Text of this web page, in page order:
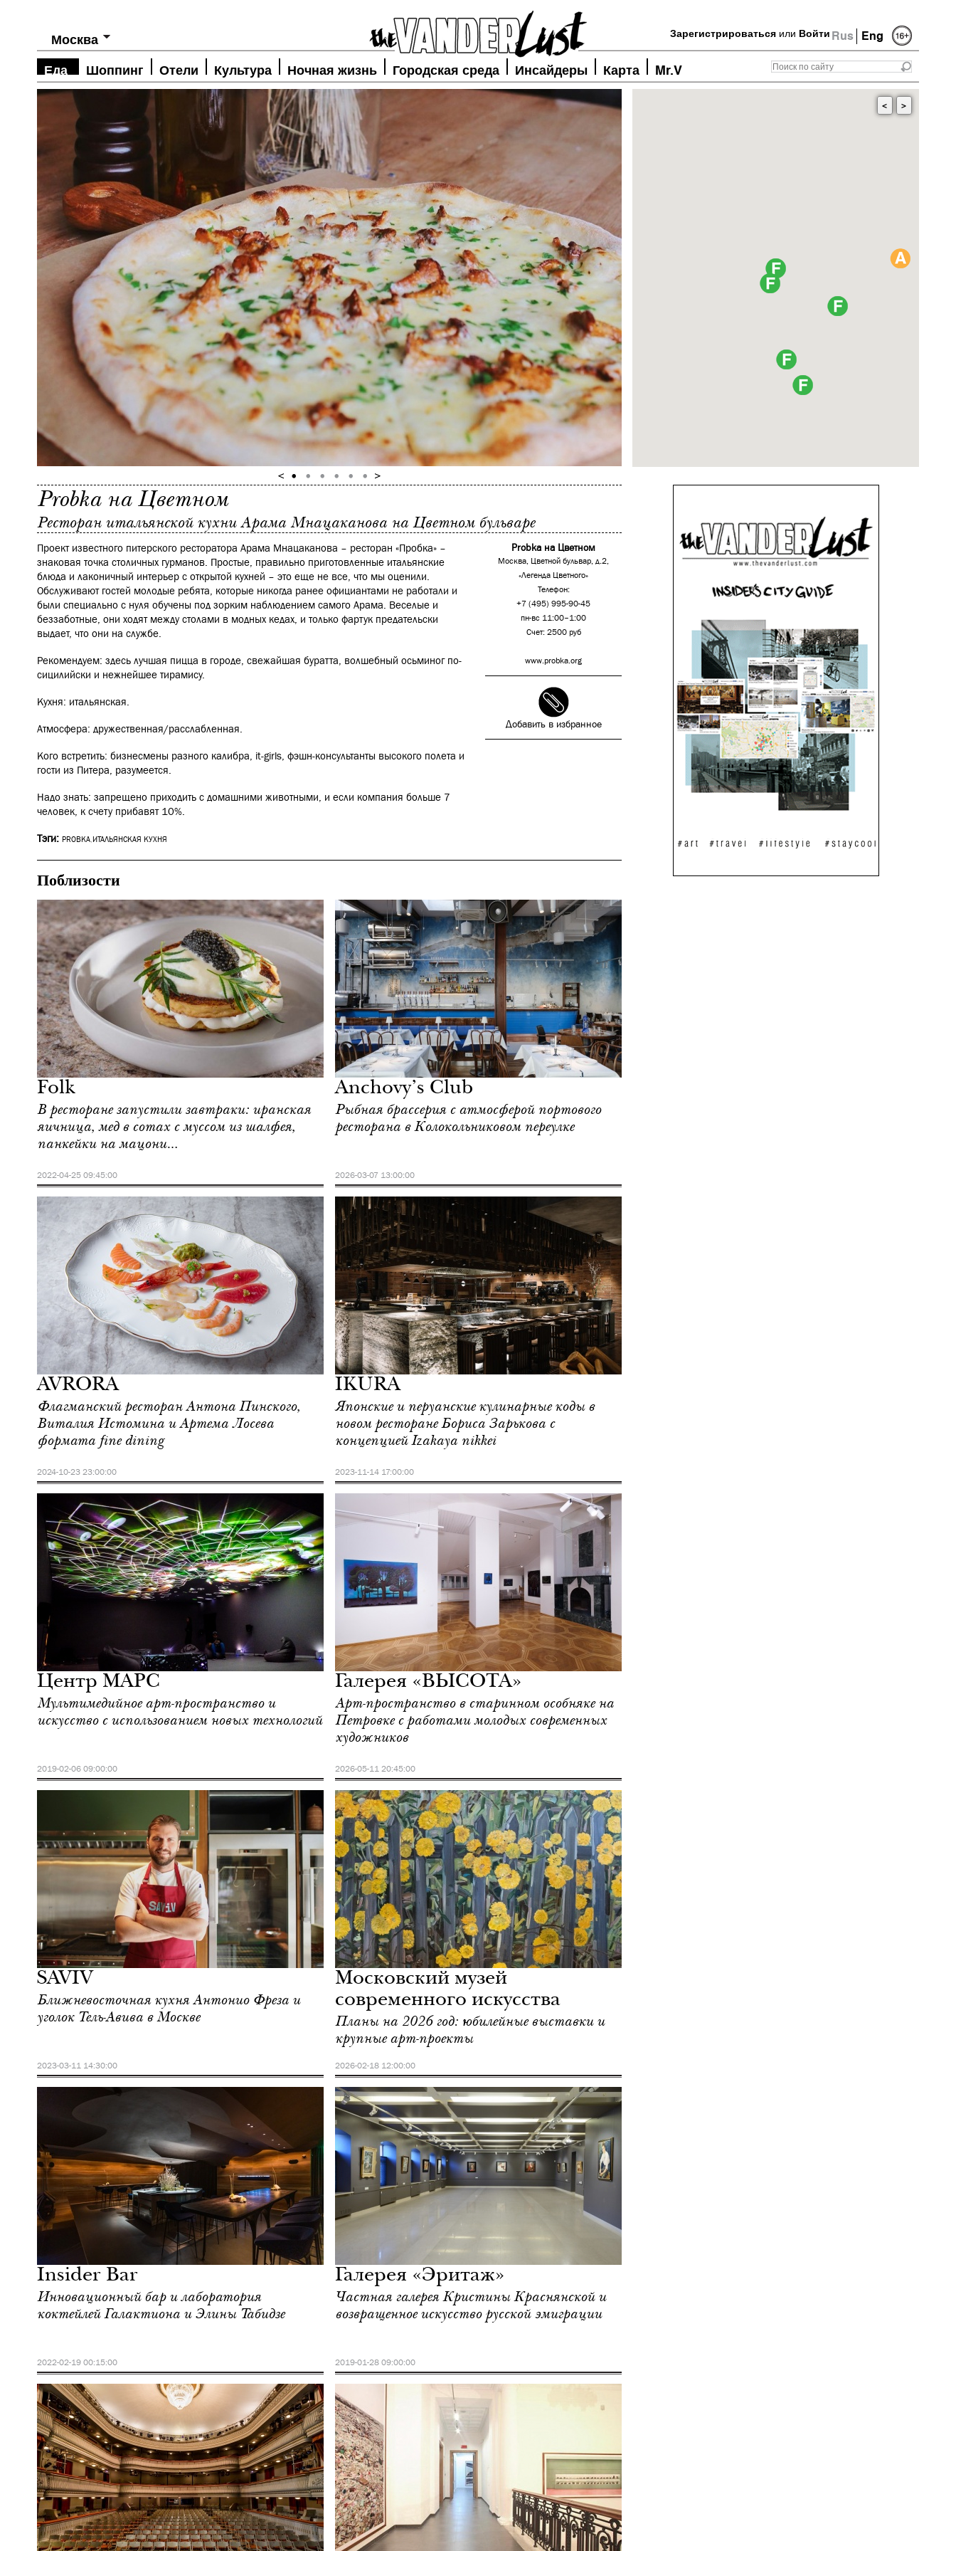
Rus Eng
Зарегистрироваться или Войти
Москва
Еда Шоппинг Отели Культура Ночная жизнь Городская среда Инсайдеры Карта Mr.V
< >
Probka на Цветном
Ресторан итальянской кухни Арама Мнацаканова на Цветном бульваре
Probka на Цветном
Москва, Цветной бульвар, д.2,
«Легенда Цветного»
Телефон:
+7 (495) 995-90-45
пн-вс 11:00–1:00
Счет: 2500 руб
www.probka.org
Добавить в избранное
Проект известного питерского ресторатора Арама Мнацаканова – ресторан «Пробка» –
знаковая точка столичных гурманов. Простые, правильно приготовленные итальянские
блюда и лаконичный интерьер с открытой кухней – это еще не все, что мы оценили.
Обслуживают гостей молодые ребята, которые никогда ранее официантами не работали и
были специально с нуля обучены под зорким наблюдением самого Арама. Веселые и
беззаботные, они ходят между столами в модных кедах, и только фартук предательски
выдает, что они на службе.
Рекомендуем: здесь лучшая пицца в городе, свежайшая буратта, волшебный осьминог по-
сицилийски и нежнейшее тирамису.
Кухня: итальянская.
Атмосфера: дружественная/расслабленная.
Кого встретить: бизнесмены разного калибра, it-girls, фэшн-консультанты высокого полета и
гости из Питера, разумеется.
Надо знать: запрещено приходить с домашними животными, и если компания больше 7
человек, к счету прибавят 10%.
Тэги: PROBKA,ИТАЛЬЯНСКАЯ КУХНЯ
Поблизости
Folk
В ресторане запустили завтраки: иранская
яичница, мед в сотах с муссом из шалфея,
панкейки на мацони…
2022-04-25 09:45:00
Еда
Москва
Anchovy’s Club
Рыбная брассерия с атмосферой портового
ресторана в Колокольниковом переулке
2026-03-07 13:00:00
AVRORA
Флагманский ресторан Антона Пинского,
Виталия Истомина и Артема Лосева
формата fine dining
2024-10-23 23:00:00
Еда
Москва
IKURA
Японские и перуанские кулинарные коды в
новом ресторане Бориса Зарькова с
концепцией Izakaya nikkei
2023-11-14 17:00:00
Центр МАРC
Мультимедийное арт-пространство и
искусство с использованием новых технологий
2019-02-06 09:00:00
Культура
Москва
Галерея «ВЫСОТА»
Арт-пространство в старинном особняке на
Петровке с работами молодых современных
художников
2026-05-11 20:45:00
SAVIV
Ближневосточная кухня Антонио Фреза и
уголок Тель-Авива в Москве
2023-03-11 14:30:00
Культура
Москва
Московский музей
современного искусства
Планы на 2026 год: юбилейные выставки и
крупные арт-проекты
2026-02-18 12:00:00
Insider Bar
Инновационный бар и лаборатория
коктейлей Галактиона и Элины Табидзе
2022-02-19 00:15:00
Культура
Галерея «Эритаж»
Частная галерея Кристины Краснянской и
возвращенное искусство русской эмиграции
2019-01-28 09:00:00
Культура
Москва